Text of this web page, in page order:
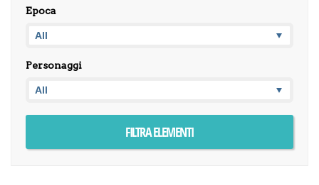
Epoca
Personaggi